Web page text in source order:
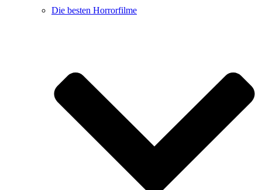
Die besten Horrorfilme